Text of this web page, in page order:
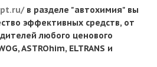
в разделе "автохимия" вы
эффективных средств, от
любого ценового
ASTROhim, ELTRANS и